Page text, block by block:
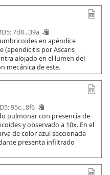
7d8...39a
en apéndice
(apendicitis por Ascaris
alojado en el lumen del
mecánica de este.
95c...8f6
pulmonar con presencia de
y observado a 10x. En el
de color azul seccionada
presenta infiltrado